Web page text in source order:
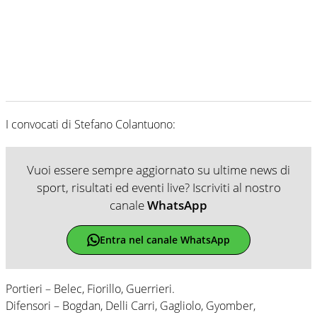
I convocati di Stefano Colantuono:
Vuoi essere sempre aggiornato su ultime news di
sport, risultati ed eventi live? Iscriviti al nostro
canaleWhatsApp
Entra nel canale WhatsApp
Portieri – Belec, Fiorillo, Guerrieri.
Difensori – Bogdan, Delli Carri, Gagliolo, Gyomber,